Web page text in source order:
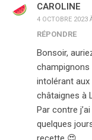
CAROLINE
4 OCTOBRE 2023
RÉPONDRE
Bonsoir,
intolérant aux
châtaignes à
Par contre
quelques